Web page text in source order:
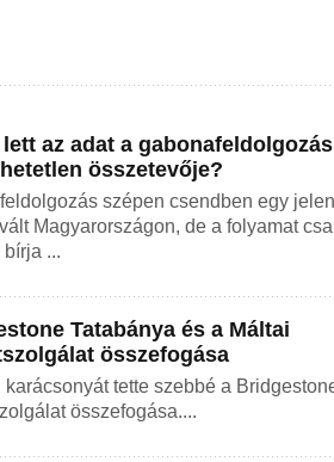
az adat a
összetevője?
szépen csendben egy
Magyarországon, de a folyamat
bírja ...
Tatabánya és a Máltai
összefogása
karácsonyát tette szebbé a
összefogása....